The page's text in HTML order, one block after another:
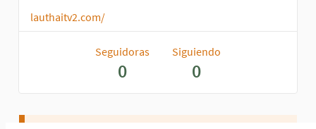
lauthaitv2.com/
Seguidoras
0
Siguiendo
0